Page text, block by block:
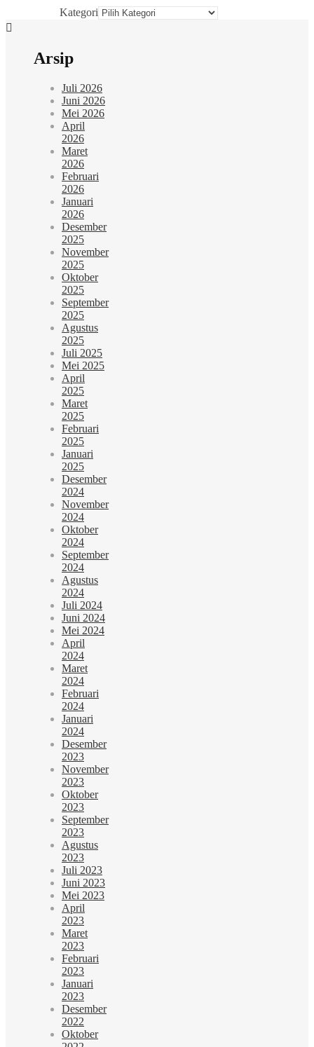
Kategori
Arsip
Juli 2026
Juni 2026
Mei 2026
April
2026
Maret
2026
Februari
2026
Januari
2026
Desember
2025
November
2025
Oktober
2025
September
2025
Agustus
2025
Juli 2025
Mei 2025
April
2025
Maret
2025
Februari
2025
Januari
2025
Desember
2024
November
2024
Oktober
2024
September
2024
Agustus
2024
Juli 2024
Juni 2024
Mei 2024
April
2024
Maret
2024
Februari
2024
Januari
2024
Desember
2023
November
2023
Oktober
2023
September
2023
Agustus
2023
Juli 2023
Juni 2023
Mei 2023
April
2023
Maret
2023
Februari
2023
Januari
2023
Desember
2022
Oktober